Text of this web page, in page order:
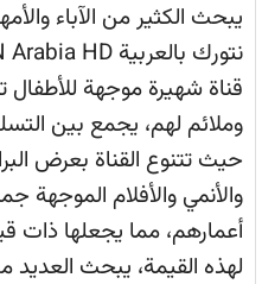
يبحث الكثير من الآباء
قناة شهيرة موجهة للأطفال
وملائم لهم، يجمع بين
حيث تتنوع القناة بعرض
والأنمي والأفلام الموجهة
أعمارهم، مما يجعلها ذات
لهذه القيمة، يبحث العديد